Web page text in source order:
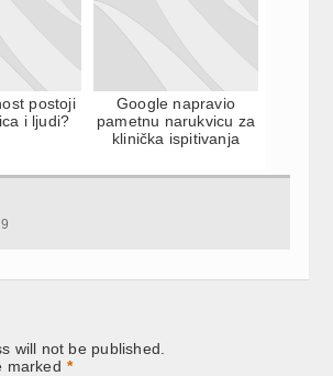
postoji
i ljudi?
Google napravio
pametnu narukvicu za
klinička ispitivanja
will not be published.
marked *